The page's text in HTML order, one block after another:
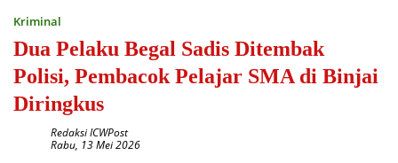
Kriminal
Dua Pelaku Begal Sadis Ditembak
Polisi, Pembacok Pelajar SMA di Binjai
Diringkus
Redaksi ICWPost
Rabu, 13 Mei 2026